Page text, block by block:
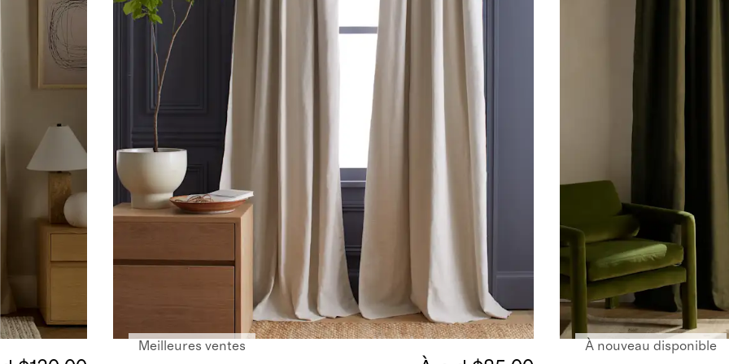
Meilleures ventes À nouveau disponible